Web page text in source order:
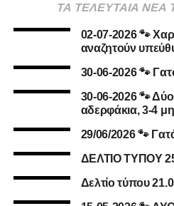
ΤΑ ΤΕΛΕΥΤΑΙΑ
02-07-2026 🐾
αναζητούν
30-06-2026 🐾
30-06-2026 🐾
αδερφάκια, 3-4
29/06/2026 🐾
ΔΕΛΤΙΟ ΤΥΠΟΥ
Δελτίο τύπου